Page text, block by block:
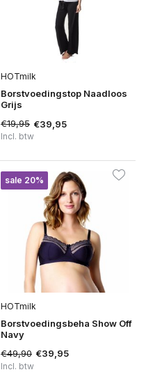
HOTmilk
Borstvoedingstop Naadloos
Grijs
€19,95 €39,95
Incl. btw
sale 20%
HOTmilk
Borstvoedingsbeha Show Off
Navy
€49,90 €39,95
Incl. btw